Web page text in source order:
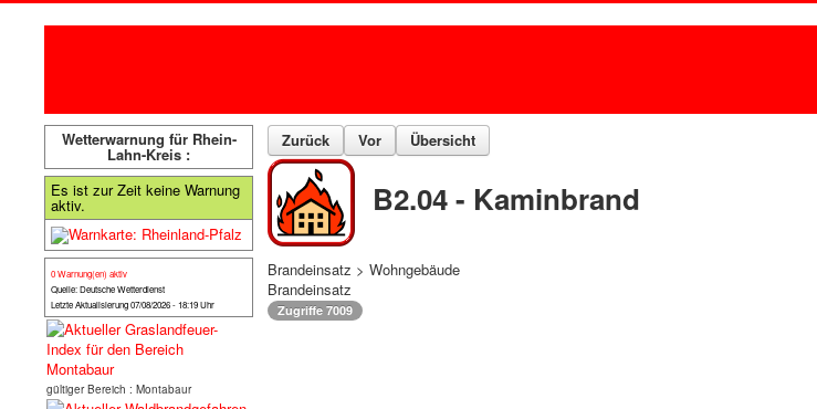
Wetterwarnung für Rhein-
Lahn-Kreis :
Es ist zur Zeit keine Warnung
aktiv.
0 Warnung(en) aktiv
Quelle: Deutsche Wetterdienst
Letzte Aktualisierung 07/08/2026 - 18:19 Uhr
gültiger Bereich : Montabaur
Zurück Vor Übersicht
B2.04 - Kaminbrand
Brandeinsatz > Wohngebäude
Brandeinsatz
Zugriffe 7009